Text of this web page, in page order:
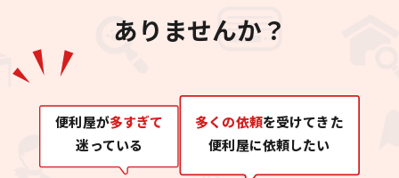
ありませんか？
便利屋が多すぎて
迷っている
多くの依頼を受けてきた
便利屋に依頼したい